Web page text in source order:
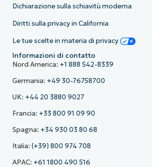
Dichiarazione sulla schiavitù moderna
Diritti sulla privacy in California
Le tue scelte in materia di privacy
Informazioni di contatto
Nord America: +1 888 542-8339
Germania: +49 30-76758700
UK: +44 20 3880 9027
Francia: +33 800 91 09 90
Spagna: +34 930 03 80 68
Italia: (+39) 800 974 708
APAC: +61 1800 490 516